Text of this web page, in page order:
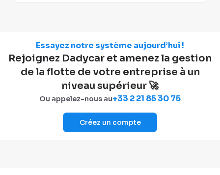
Essayez notre système aujourd’hui !
Rejoignez Dadycar et amenez la gestion
de la flotte de votre entreprise à un
niveau supérieur 🚀
Ou appelez-nous au+33 2 21 85 30 75
Créez un compte